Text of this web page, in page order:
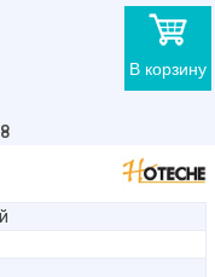
В корзину